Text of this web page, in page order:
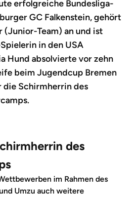
erfolgreiche Bundesliga-
GC Falkenstein, gehört
(Junior-Team) an und ist
in den USA
Hund absolvierte vor zehn
beim Jugendcup Bremen
die Schirmherrin des
des
im Rahmen des
Umzu auch weitere